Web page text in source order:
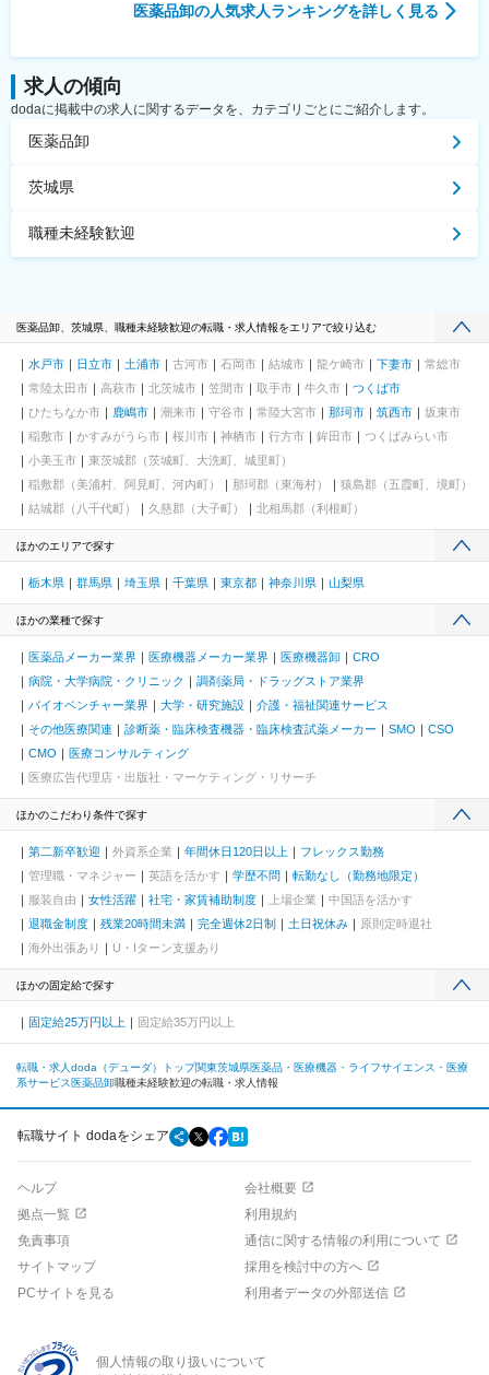
医薬品卸の人気求人ランキングを詳しく見る
求人の傾向
dodaに掲載中の求人に関するデータを、カテゴリごとにご紹介します。
医薬品卸
茨城県
職種未経験歓迎
医薬品卸、茨城県、職種未経験歓迎の転職・求人情報をエリアで絞り込む
水戸市 日立市 土浦市 古河市 石岡市 結城市 龍ケ崎市 下妻市
常総市
常陸太田市
高萩市 北茨城市 笠間市 取手市 牛久市
つくば市
ひたちなか市
鹿嶋市 潮来市 守谷市 常陸大宮市 那珂市 筑西市
坂東市
稲敷市
かすみがうら市 桜川市 神栖市 行方市 鉾田市
つくばみらい市
小美玉市
東茨城郡（茨城町、大洗町、城里町）
稲敷郡（美浦村、阿見町、河内町）
那珂郡（東海村）
猿島郡（五霞町、境町）
結城郡（八千代町）
久慈郡（大子町） 北相馬郡（利根町）
ほかのエリアで探す
栃木県 群馬県 埼玉県 千葉県 東京都 神奈川県 山梨県
ほかの業種で探す
医薬品メーカー業界 医療機器メーカー業界 医療機器卸
CRO
病院・大学病院・クリニック
調剤薬局・ドラッグストア業界
バイオベンチャー業界
大学・研究施設
介護・福祉関連サービス
その他医療関連
診断薬・臨床検査機器・臨床検査試薬メーカー SMO
CSO
CMO
医療コンサルティング
医療広告代理店・出版社・マーケティング・リサーチ
ほかのこだわり条件で探す
第二新卒歓迎 外資系企業 年間休日120日以上
フレックス勤務
管理職・マネジャー
英語を活かす 学歴不問
転勤なし（勤務地限定）
服装自由
女性活躍 社宅・家賃補助制度 上場企業
中国語を活かす
退職金制度
残業20時間未満 完全週休2日制 土日祝休み
原則定時退社
海外出張あり
U・Iターン支援あり
ほかの固定給で探す
固定給25万円以上 固定給35万円以上
転職・求人doda（デューダ）トップ関東茨城県医薬品・医療機器・ライフサイエンス・医療
系サービス 医薬品卸職種未経験歓迎の転職・求人情報
転職サイト dodaをシェア
ヘルプ
会社概要
拠点一覧
利用規約
免責事項
通信に関する情報の利用について
サイトマップ
採用を検討中の方へ
PCサイトを見る
利用者データの外部送信
個人情報の取り扱いについて